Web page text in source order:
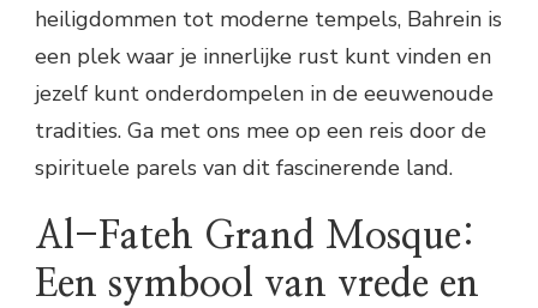
heiligdommen tot moderne tempels, Bahrein is
een plek waar je innerlijke rust kunt vinden en
jezelf kunt onderdompelen in de eeuwenoude
tradities. Ga met ons mee op een reis door de
spirituele parels van dit fascinerende land.
Al-Fateh Grand Mosque:
Een symbool van vrede en